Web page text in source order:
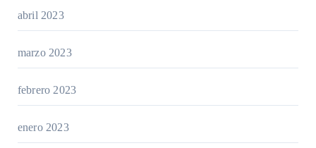
abril 2023
marzo 2023
febrero 2023
enero 2023